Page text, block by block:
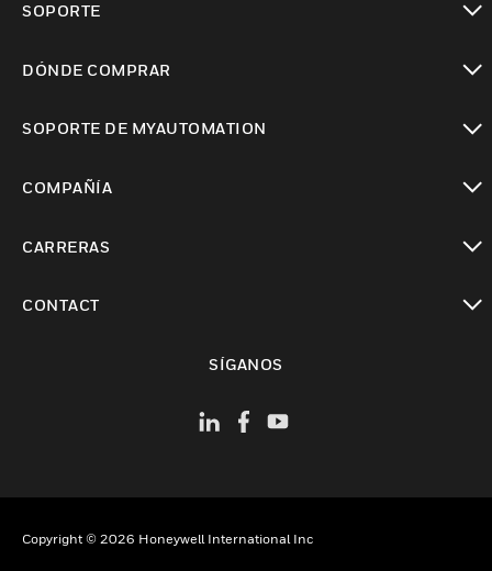
SOPORTE
DÓNDE COMPRAR
SOPORTE DE MYAUTOMATION
COMPAÑÍA
CARRERAS
CONTACT
SÍGANOS
Copyright © 2026 Honeywell International Inc